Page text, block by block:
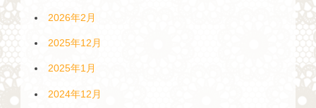
2026年2月
2025年12月
2025年1月
2024年12月